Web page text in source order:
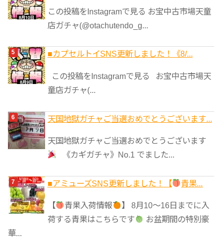
この投稿をInstagramで見る お宝中古市場天童
店ガチャ(@otachutendo_g...
■カプセルトイSNS更新しました！《8/...
この投稿をInstagramで見る お宝中古市場天
童店ガチャ(...
天国地獄ガチャご当選おめでとうございます...
天国地獄ガチャご当選おめでとうございます
《カギガチャ》No.1 でました...
■アミューズSNS更新しました！【 青果...
【 青果入荷情報
】 8月10～16日までに入
荷する青果はこちらです
お盆期間の特別豪
華...